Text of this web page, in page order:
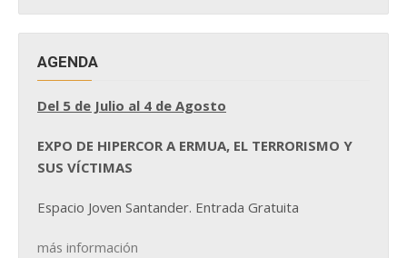
AGENDA
Del 5 de Julio al 4 de Agosto
EXPO DE HIPERCOR A ERMUA, EL TERRORISMO Y
SUS VÍCTIMAS
Espacio Joven Santander. Entrada Gratuita
más información